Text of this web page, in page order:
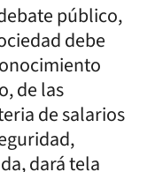
público,
debe
de las
de salarios
dará tela